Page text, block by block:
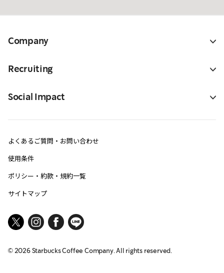
Company
Recruiting
Social Impact
よくあるご質問・お問い合わせ
使用条件
ポリシー・約款・規約一覧
サイトマップ
© 2026Starbucks Coffee Company. All rights reserved.